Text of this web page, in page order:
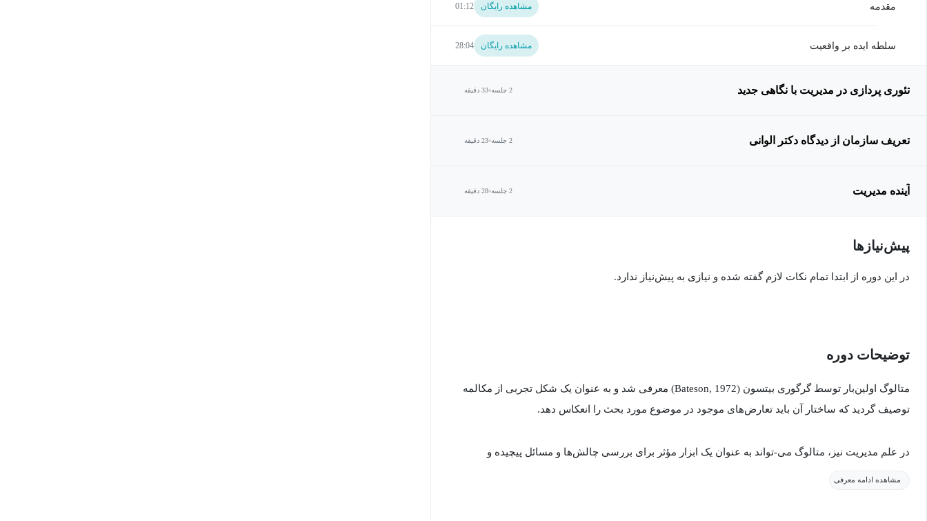
مقدمه مشاهده رایگان 01:12
سلطه ایده بر واقعیت مشاهده رایگان 28:04
تئوری پردازی در مدیریت با نگاهی جدید 2 جلسه 33 دقیقه
تعریف سازمان از دیدگاه دکتر الوانی 2 جلسه 23 دقیقه
آینده مدیریت 2 جلسه 28 دقیقه
پیش‌نیاز‌ها
در این دوره از ابتدا تمام نکات لازم گفته شده و نیازی به پیش‌نیاز ندارد.
توضیحات دوره
متالوگ اولین‌بار توسط گرگوری بیتسون (Bateson, 1972) معرفی شد و به عنوان یک شکل تجربی از مکالمه
توصیف گردید که ساختار آن باید تعارض‌های موجود در موضوع مورد بحث را انعکاس دهد.
در علم مدیریت نیز، متالوگ می-تواند به عنوان یک ابزار مؤثر برای بررسی چالش‌ها و مسائل پیچیده و
مشاهده ادامه معرفی